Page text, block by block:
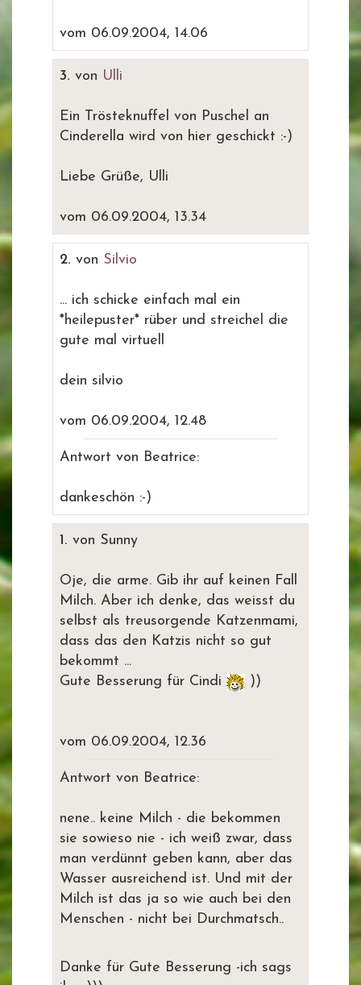
vom 06.09.2004, 14.06
3. von Ulli
Ein Trösteknuffel von Puschel an
Cinderella wird von hier geschickt :-)
Liebe Grüße, Ulli
vom 06.09.2004, 13.34
2. von Silvio
... ich schicke einfach mal ein
*heilepuster* rüber und streichel die
gute mal virtuell
dein silvio
vom 06.09.2004, 12.48
Antwort von Beatrice:
dankeschön :-)
1. von Sunny
Oje, die arme. Gib ihr auf keinen Fall
Milch. Aber ich denke, das weisst du
selbst als treusorgende Katzenmami,
dass das den Katzis nicht so gut
bekommt ...
Gute Besserung für Cindi
))
vom 06.09.2004, 12.36
Antwort von Beatrice:
nene.. keine Milch - die bekommen
sie sowieso nie - ich weiß zwar, dass
man verdünnt geben kann, aber das
Wasser ausreichend ist. Und mit der
Milch ist das ja so wie auch bei den
Menschen - nicht bei Durchmatsch..
Danke für Gute Besserung -ich sags